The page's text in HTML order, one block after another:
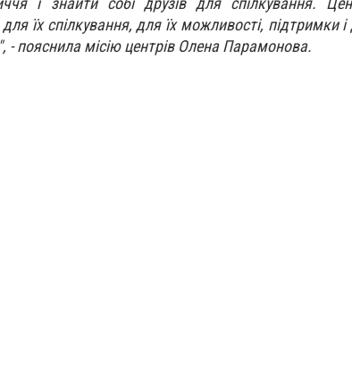
їх спілкування, для їх можливості, підтримки і
- пояснила місію центрів Олена Парамонова.